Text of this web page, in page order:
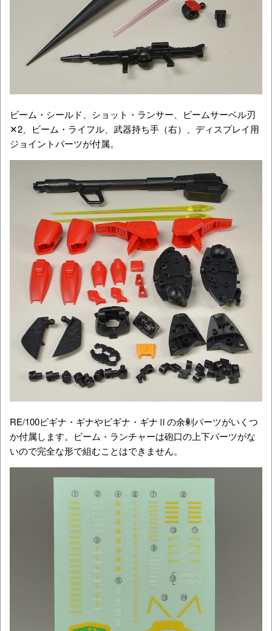
ビーム・シールド、ショット・ランサー、ビームサーベル刃
✕2、ビーム・ライフル、武器持ち手（右）、ディスプレイ用
ジョイントパーツが付属。
RE/100ビギナ・ギナやビギナ・ギナⅡの余剰パーツがいくつ
か付属します。ビーム・ランチャーは砲口の上下パーツがな
いので完全な形で組むことはできません。